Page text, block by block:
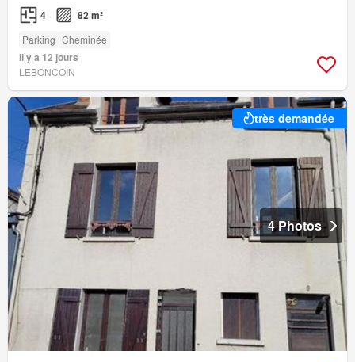
4 82 m²
Parking Cheminée
Il y a 12 jours
LEBONCOIN
très demandée
4 Photos